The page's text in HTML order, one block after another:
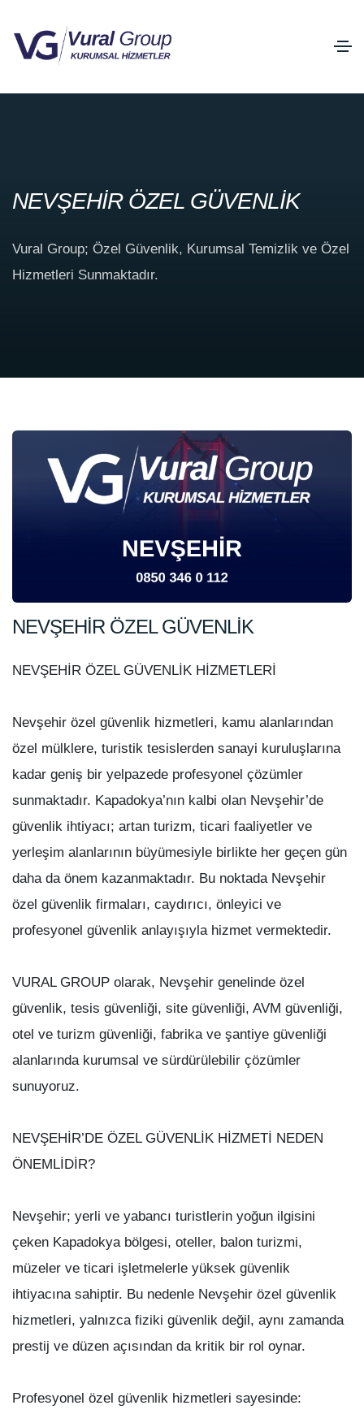
NEVŞEHİR ÖZEL GÜVENLİK
Vural Group; Özel Güvenlik, Kurumsal Temizlik ve Özel
Hizmetleri Sunmaktadır.
NEVŞEHİR ÖZEL GÜVENLİK
NEVŞEHİR ÖZEL GÜVENLİK HİZMETLERİ
Nevşehir özel güvenlik hizmetleri, kamu alanlarından
özel mülklere, turistik tesislerden sanayi kuruluşlarına
kadar geniş bir yelpazede profesyonel çözümler
sunmaktadır. Kapadokya’nın kalbi olan Nevşehir’de
güvenlik ihtiyacı; artan turizm, ticari faaliyetler ve
yerleşim alanlarının büyümesiyle birlikte her geçen gün
daha da önem kazanmaktadır. Bu noktada Nevşehir
özel güvenlik firmaları, caydırıcı, önleyici ve
profesyonel güvenlik anlayışıyla hizmet vermektedir.
VURAL GROUP olarak, Nevşehir genelinde özel
güvenlik, tesis güvenliği, site güvenliği, AVM güvenliği,
otel ve turizm güvenliği, fabrika ve şantiye güvenliği
alanlarında kurumsal ve sürdürülebilir çözümler
sunuyoruz.
NEVŞEHİR’DE ÖZEL GÜVENLİK HİZMETİ NEDEN
ÖNEMLİDİR?
Nevşehir; yerli ve yabancı turistlerin yoğun ilgisini
çeken Kapadokya bölgesi, oteller, balon turizmi,
müzeler ve ticari işletmelerle yüksek güvenlik
ihtiyacına sahiptir. Bu nedenle Nevşehir özel güvenlik
hizmetleri, yalnızca fiziki güvenlik değil, aynı zamanda
prestij ve düzen açısından da kritik bir rol oynar.
Profesyonel özel güvenlik hizmetleri sayesinde: